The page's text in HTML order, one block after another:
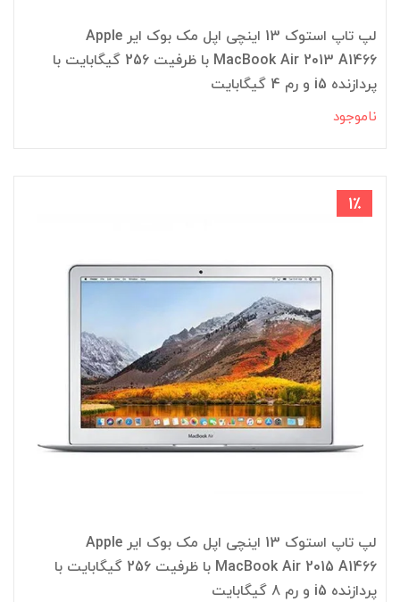
لپ تاپ استوک 13 اینچی اپل مک بوک ایر Apple
MacBook Air 2013 A1466 با ظرفیت 256 گیگابایت با
پردازنده i5 و رم 4 گیگابایت
ناموجود
1٪
لپ تاپ استوک 13 اینچی اپل مک بوک ایر Apple
MacBook Air 2015 A1466 با ظرفیت 256 گیگابایت با
پردازنده i5 و رم 8 گیگابایت